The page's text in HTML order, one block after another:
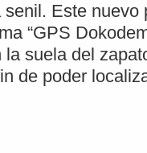
Este nuevo
“GPS
suela del
de poder